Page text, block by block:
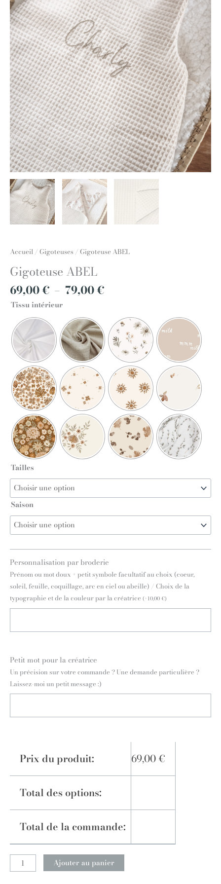
Accueil / Gigoteuses / Gigoteuse ABEL
Gigoteuse ABEL
69,00€ – 79,00€
Tissu intérieur
Tailles
Saison
Personnalisation par broderie
Prénom ou mot doux + petit symbole facultatif au choix (coeur,
soleil, feuille, coquillage, arc en ciel ou abeille) / Choix de la
typographie et de la couleur par la créatrice (+ 10,00 €)
Petit mot pour la créatrice
Un précision sur votre commande ? Une demande particulière ?
Laissez-moi un petit message :)
Prix du produit: 69,00€
Total des options:
Total de la commande:
Ajouter au panier